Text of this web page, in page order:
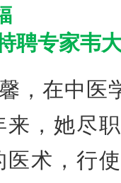
聘专家韦
，在中医
，她尽
术，行